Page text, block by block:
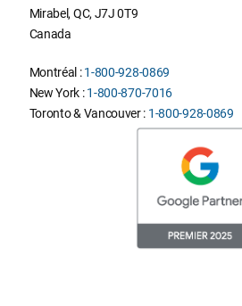
Mirabel, QC, J7J 0T9
Canada
Montréal :1-800-928-0869
New York :1-800-870-7016
Toronto & Vancouver : 1-800-928-0869